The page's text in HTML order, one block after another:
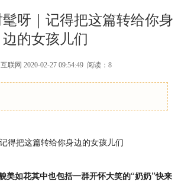
呀｜记得把这篇转给你身
边的女孩儿们
联网 2020-02-27 09:54:49 阅读：8
美如花其中也包括一群开怀大笑的“奶奶”快来